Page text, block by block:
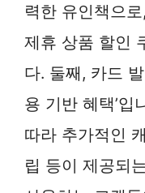
력한 유인책으
제휴 상품 할인
다. 둘째, 카드
용 기반 혜택’입
따라 추가적인
립 등이 제공되